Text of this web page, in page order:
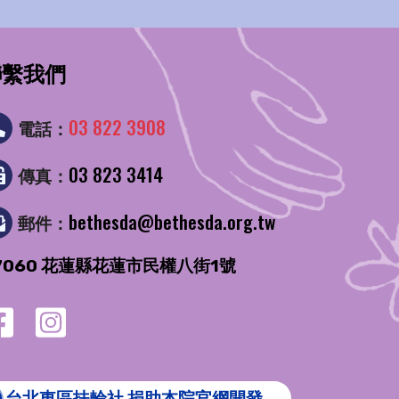
我們
電話： 03 822 3908
傳真： 03 823 3414
郵件： bethesda@bethesda.org.tw
花蓮縣花蓮市民權八街1號